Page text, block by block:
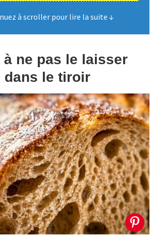
à scroller pour lire la suite ↓
ne pas le laisser
dans le tiroir